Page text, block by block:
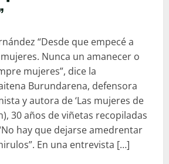
“Desde que empecé a
Nunca un amanecer o
mujeres”, dice la
Burundarena, defensora
y autora de ‘Las mujeres de
30 años de viñetas recopiladas
hay que dejarse amedrentar
En una entrevista […]